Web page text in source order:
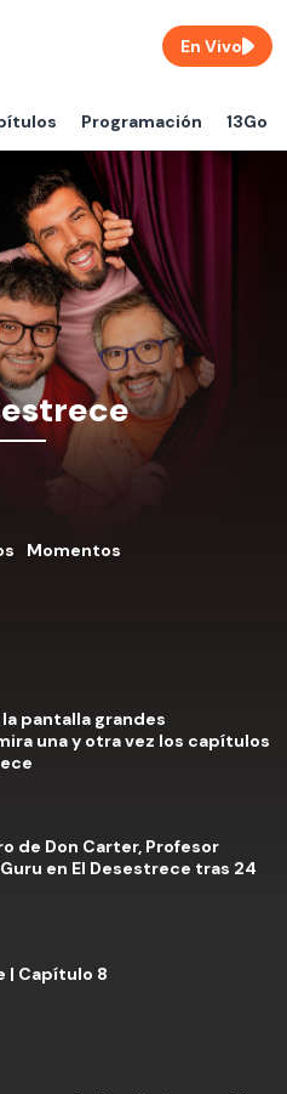
Programación 13Go
En Vivo
Momentos
la pantalla grandes
una y otra vez los capítulos
de Don Carter, Profesor
en El Desestrece tras 24
| Capítulo 8